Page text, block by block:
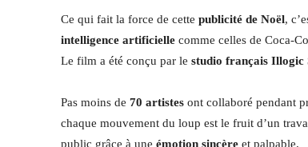
Ce qui fait la force de cette publicité de Noël,
intelligence artificielle comme celles de Coca-
Le film a été conçu par le studio français Illogic
Pas moins de 70 artistes ont collaboré pendant
chaque mouvement du loup est le fruit d’un
public grâce à une émotion sincère et palpable.